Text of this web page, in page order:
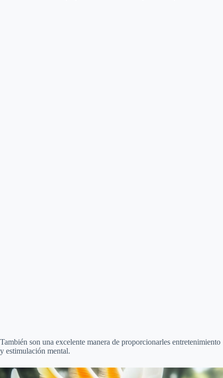
También son una excelente manera de proporcionarles entretenimiento
y estimulación mental.